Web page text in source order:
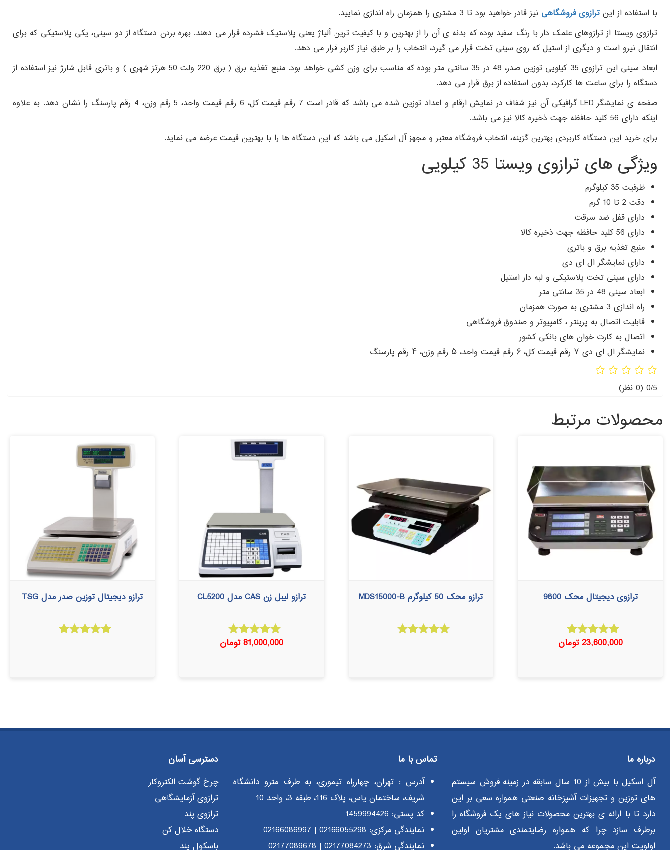
با استفاده از این ترازوی فروشگاهی نیز قادر خواهید بود تا 3 مشتری را همزمان راه اندازی نمایید.
ترازوی ویستا از ترازوهای علمک دار با رنگ سفید بوده که بدنه ی آن را از بهترین و با کیفیت ترین آلیاژ یعنی پلاستیک فشرده قرار می دهند. بهره بردن دستگاه از دو سینی، یکی پلاستیکی که برای
انتقال نیرو است و دیگری از استیل که روی سینی تخت قرار می گیرد، انتخاب را بر طبق نیاز کاربر قرار می دهد.
ابعاد سینی این ترازوی 35 کیلویی توزین صدر، 48 در 35 سانتی متر بوده که مناسب برای وزن کشی خواهد بود. منبع تغذیه برق ( برق 220 ولت 50 هرتز شهری ) و باتری قابل شارژ نیز استفاده از
دستگاه را برای ساعت ها کارکرد، بدون استفاده از برق قرار می دهد.
صفحه ی نمایشگر LED گرافیکی آن نیز شفاف در نمایش ارقام و اعداد توزین شده می باشد که قادر است 7 رقم قیمت کل، 6 رقم قیمت واحد، 5 رقم وزن، 4 رقم پارسنگ را نشان دهد. به علاوه
اینکه دارای 56 کلید حافظه جهت ذخیره کالا نیز می باشد.
برای خرید این دستگاه کاربردی بهترین گزینه، انتخاب فروشگاه معتبر و مجهز آل اسکیل می باشد که این دستگاه ها را با بهترین قیمت عرضه می نماید.
ویژگی های ترازوی ویستا 35 کیلویی
ظرفیت 35 کیلوگرم
دقت 2 تا 10 گرم
دارای قفل ضد سرقت
دارای 56 کلید حافظه جهت ذخیره کالا
منبع تغذیه برق و باتری
دارای نمایشگر ال ای دی
دارای سینی تخت پلاستیکی و لبه دار استیل
ابعاد سینی 48 در 35 سانتی متر
راه اندازی 3 مشتری به صورت همزمان
قابلیت اتصال به پرینتر ، کامپیوتر و صندوق فروشگاهی
اتصال به کارت خوان های بانکی کشور
نمایشگر ال ای دی ۷ رقم قیمت کل، ۶ رقم قیمت واحد، ۵ رقم وزن، ۴ رقم پارسنگ
0/5 (0 نظر)
محصولات مرتبط
ترازوی دیجیتال محک 9800
امتیاز
5.00
23,600,000تومان
ترازو محک 50 کیلوگرم MDS15000-B ترازو لیبل زن CAS مدل CL5200
امتیاز
5.00
81,000,000تومان
ترازو دیجیتال توزین صدر مدل TSG
درباره ما
آل اسکیل با بیش از 10 سال سابقه در زمینه فروش سیستم
های توزین و تجهیزات آشپزخانه صنعتی همواره سعی بر این
دارد تا با ارائه ی بهترین محصولات نیاز های یک فروشگاه را
برطرف سازد چرا که همواره رضایتمندی مشتریان اولین
اولویت این مجموعه می باشد.
تماس با ما
آدرس : تهران، چهارراه تیموری، به طرف مترو دانشگاه
شریف، ساختمان یاس، پلاک 116، طبقه 3، واحد 10
کد پستی: 1459994426
نمایندگی مرکزی: 02166055298
|
02166086997
نمایندگی شرق: 02177084273
|
02177089678
دسترسی آسان
چرخ گوشت الکتروکار
ترازوی آزمایشگاهی
ترازوی پند
دستگاه خلال کن
باسکول پند